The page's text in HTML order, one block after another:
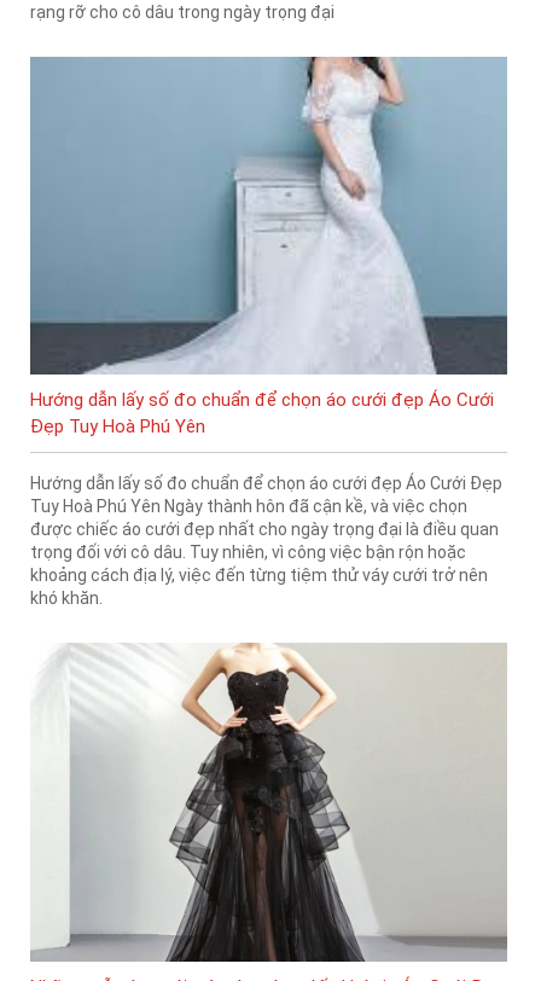
rạng rỡ cho cô dâu trong ngày trọng đại
Hướng dẫn lấy số đo chuẩn để chọn áo cưới đẹp Áo Cưới
Đẹp Tuy Hoà Phú Yên
Hướng dẫn lấy số đo chuẩn để chọn áo cưới đẹp Áo Cưới Đẹp
Tuy Hoà Phú Yên Ngày thành hôn đã cận kề, và việc chọn
được chiếc áo cưới đẹp nhất cho ngày trọng đại là điều quan
trọng đối với cô dâu. Tuy nhiên, vì công việc bận rộn hoặc
khoảng cách địa lý, việc đến từng tiệm thử váy cưới trở nên
khó khăn.